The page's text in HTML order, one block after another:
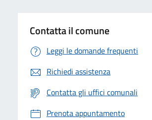
Contatta il comune
Leggi le domande frequenti
Richiedi assistenza
Contatta gli uffici comunali
Prenota appuntamento